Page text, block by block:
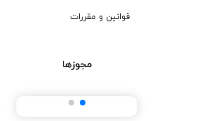
قوانین و مقررات
مجوزها